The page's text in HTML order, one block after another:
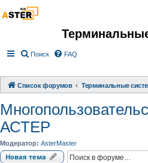
Поиск FAQ
Список форумов Терминальные
АСТЕР
Модератор: AsterMaster
Новая тема